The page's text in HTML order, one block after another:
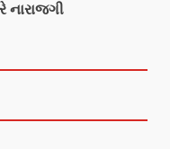
નારાજગી